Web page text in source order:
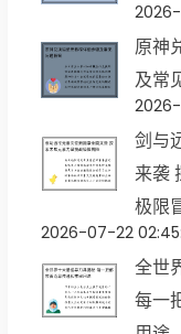
原神
及常
剑与
来袭
极限
2026-07-22
全世
每一